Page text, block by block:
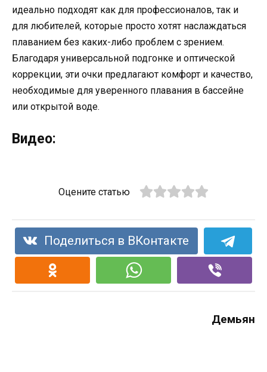
идеально подходят как для профессионалов, так и
для любителей, которые просто хотят наслаждаться
плаванием без каких-либо проблем с зрением.
Благодаря универсальной подгонке и оптической
коррекции, эти очки предлагают комфорт и качество,
необходимые для уверенного плавания в бассейне
или открытой воде.
Видео:
Оцените статью
Поделиться в ВКонтакте
Демьян